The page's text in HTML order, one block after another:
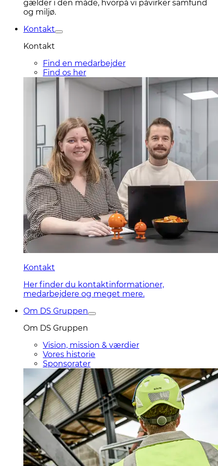
gælder i den måde, hvorpå vi påvirker samfund
og miljø.
Kontakt
Kontakt
Find en medarbejder
Find os her
Kontakt
Her finder du kontaktinformationer,
medarbejdere og meget mere.
Om DS Gruppen
Om DS Gruppen
Vision, mission & værdier
Vores historie
Sponsorater